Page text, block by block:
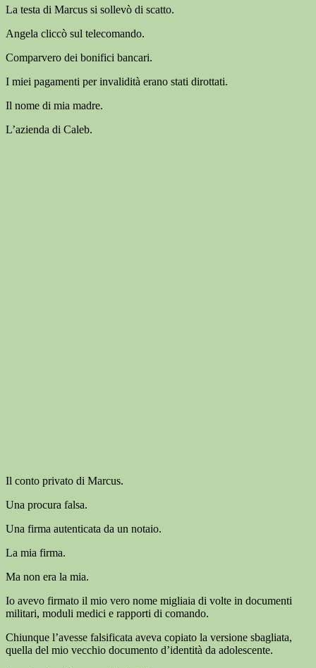
La testa di Marcus si sollevò di scatto.
Angela cliccò sul telecomando.
Comparvero dei bonifici bancari.
I miei pagamenti per invalidità erano stati dirottati.
Il nome di mia madre.
L’azienda di Caleb.
Il conto privato di Marcus.
Una procura falsa.
Una firma autenticata da un notaio.
La mia firma.
Ma non era la mia.
Io avevo firmato il mio vero nome migliaia di volte in documenti
militari, moduli medici e rapporti di comando.
Chiunque l’avesse falsificata aveva copiato la versione sbagliata,
quella del mio vecchio documento d’identità da adolescente.